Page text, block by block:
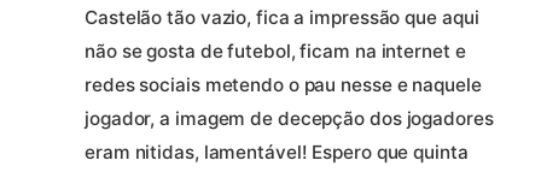
Castelão tão vazio, fica a impressão que aqui
não se gosta de futebol, ficam na internet e
redes sociais metendo o pau nesse e naquele
jogador, a imagem de decepção dos jogadores
eram nitidas, lamentável! Espero que quinta